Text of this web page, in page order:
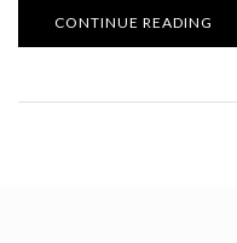
CONTINUE READING